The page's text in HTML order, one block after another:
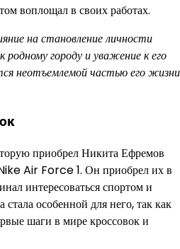
воплощал в своих работах.
на становление личности
городу и уважение к его
неотъемлемой частью его жизни
приобрел Никита Ефремов
Air Force 1. Он приобрел их в
интересоваться спортом и
особенной для него, так как
шаги в мире кроссовок и